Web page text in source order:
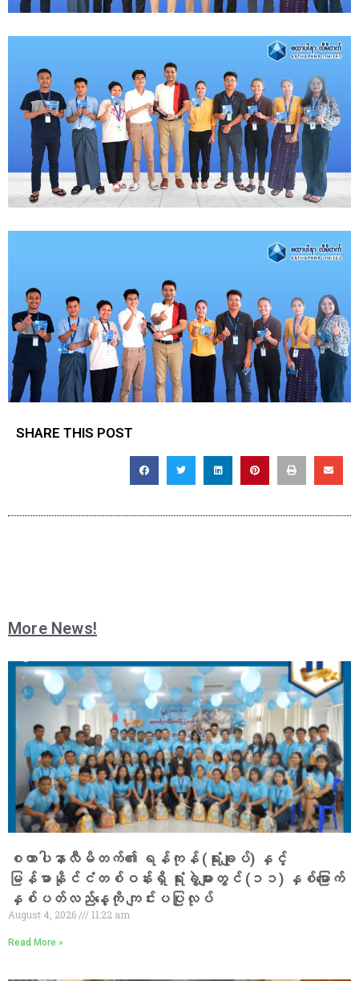
SHARE THIS POST
More News!
စထာပါနာလီမိတက်၏ ရန်ကုန် (ရုံးချုပ်) နှင့်
မြန်မာနိုင်ငံတစ်ဝန်းရှိ ရုံးခွဲများတွင် (၁၁) နှစ်မြောက်
နှစ်ပတ်လည်နေ့ကို ကျင်းပပြုလုပ်
August 4, 2026 11:22 am
Read More »